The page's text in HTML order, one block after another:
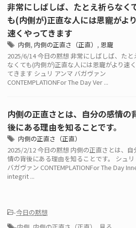
非常にしばしば、たとえ祈らなく
も(内側が)正直な人には恩寵がより
速くやってきます
内側, 内側の正直さ（正直） , 恩寵
2025/6/14 今日の黙想 非常にしばしば、たと
なくても(内側が)正直な人には恩寵がより速
てきます シュリ アンマ バガヴァン
CONTEMPLATIONFor The Day Ver ...
内側の正直さとは、自分の感情の
後にある理由を知ることです。
内側の正直さ（正直）
2025/2/12 今日の黙想 内側の正直さとは、自
情の背後にある理由を知ることです。 シュリ
バガヴァン CONTEMPLATIONFor The Day
integrit ...
-今日の黙想